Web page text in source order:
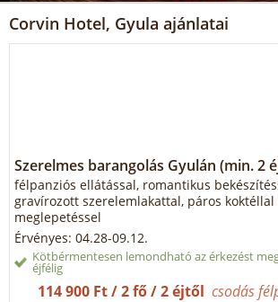
Corvin Hotel, Gyula ajánlatai
Szerelmes barangolás Gyulán (min. 2
félpanziós ellátással, romantikus
gravírozott szerelemlakattal, páros koktéllal
meglepetéssel
Érvényes: 04.28-09.12.
Kötbérmentesen lemondható az érkezést
éjfélig
114 900 Ft / 2 fő / 2 éjtől csodás